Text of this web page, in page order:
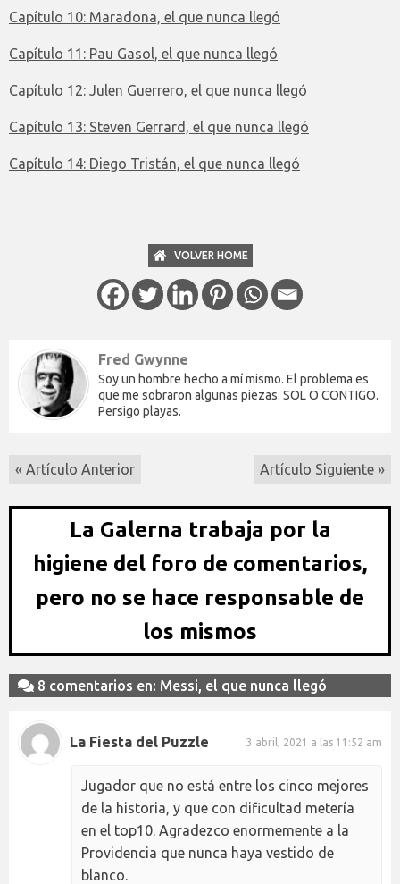
Capítulo 10: Maradona, el que nunca llegó
Capítulo 11: Pau Gasol, el que nunca llegó
Capítulo 12: Julen Guerrero, el que nunca llegó
Capítulo 13: Steven Gerrard, el que nunca llegó
Capítulo 14: Diego Tristán, el que nunca llegó
VOLVER HOME
Fred Gwynne
Soy un hombre hecho a mí mismo. El problema es
que me sobraron algunas piezas. SOL O CONTIGO.
Persigo playas.
« Artículo Anterior Artículo Siguiente »
La Galerna trabaja por la
higiene del foro de comentarios,
pero no se hace responsable de
los mismos
8 comentarios en: Messi, el que nunca llegó
La Fiesta del Puzzle 3 abril, 2021 a las 11:52 am
Jugador que no está entre los cinco mejores
de la historia, y que con dificultad metería
en el top10. Agradezco enormemente a la
Providencia que nunca haya vestido de
blanco.